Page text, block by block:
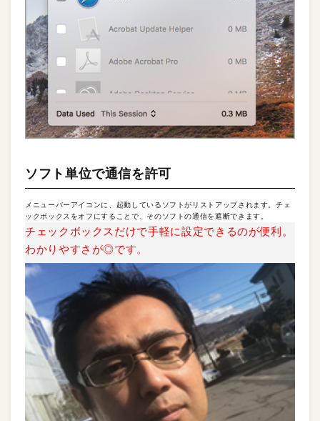
ソフト単位で通信を許可
メニューバーアイコンに、起動しているソフトがリストアップされます。チェ
ックボックスをオフにすることで、そのソフトの通信を遮断できます。
チェックボックスだけで手軽に設定できるのが便利。
わかりやすさが◎です。